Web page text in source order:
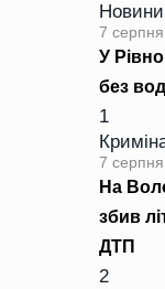
7
У
без
1
7
На
збив
ДТП
2